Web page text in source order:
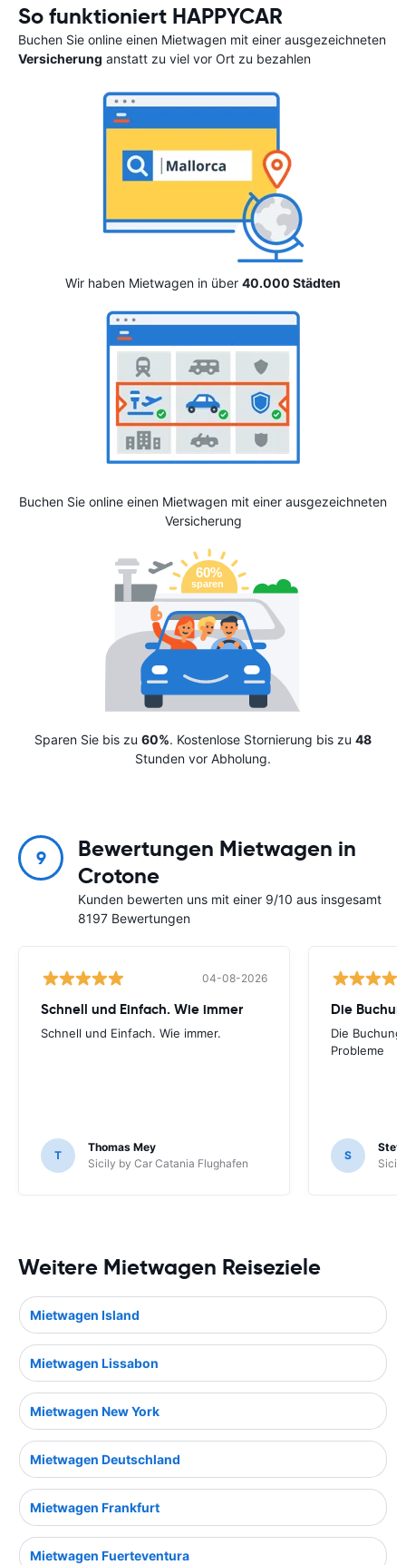
So funktioniert HAPPYCAR
Buchen Sie online einen Mietwagen mit einer ausgezeichneten
Versicherung anstatt zu viel vor Ort zu bezahlen
Wir haben Mietwagen in über 40.000 Städten
Buchen Sie online einen Mietwagen mit einer ausgezeichneten
Versicherung
Sparen Sie bis zu 60%. Kostenlose Stornierung bis zu 48
Stunden vor Abholung.
9
Bewertungen Mietwagen in
Crotone
Kunden bewerten uns mit einer 9/10 aus insgesamt
8197 Bewertungen
04-08-2026
Schnell und Einfach. Wie immer
Schnell und Einfach. Wie immer.
T
Thomas Mey
Sicily by Car Catania Flughafen
Die
Die
Probleme
S
Weitere Mietwagen Reiseziele
Mietwagen Island
Mietwagen Lissabon
Mietwagen New York
Mietwagen Deutschland
Mietwagen Frankfurt
Mietwagen Fuerteventura